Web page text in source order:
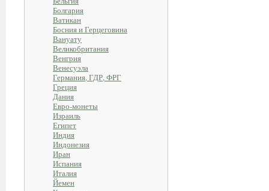
Болгария
Ватикан
Босния и Герцеговина
Вануату
Великобритания
Венгрия
Венесуэла
Германия, ГДР, ФРГ
Греция
Дания
Евро-монеты
Израиль
Египет
Индия
Индонезия
Иран
Испания
Италия
Йемен